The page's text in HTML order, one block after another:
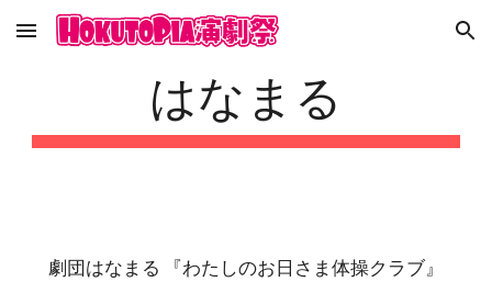
Skip to main content Skip to navigation
はなまる
劇団はなまる 『わたしのお日さま体操クラブ』